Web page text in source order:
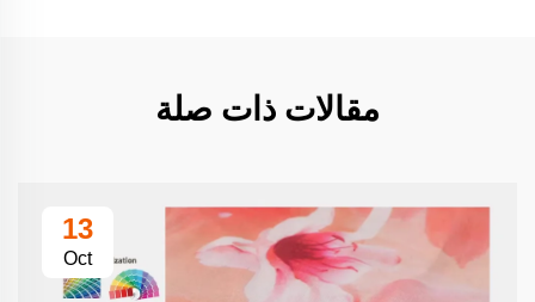
مقالات ذات صلة
13
Oct